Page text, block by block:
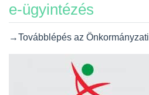
e-ügyintézés
→Továbblépés az